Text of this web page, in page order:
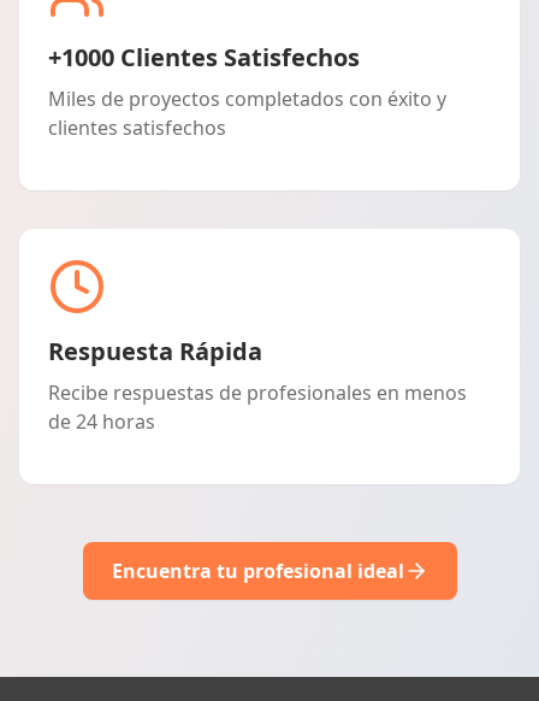
+1000 Clientes Satisfechos
Miles de proyectos completados con éxito y
clientes satisfechos
Respuesta Rápida
Recibe respuestas de profesionales en menos
de 24 horas
Encuentra tu profesional ideal